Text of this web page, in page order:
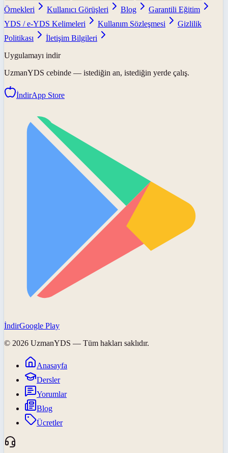
Örnekleri
Kullanıcı Görüşleri Blog
Garantili Eğitim
YDS / e-YDS Kelimeleri
Kullanım Sözleşmesi
Gizlilik
Politikası
İletişim Bilgileri
Uygulamayı indir
UzmanYDS cebinde — istediğin an, istediğin yerde çalış.
İndirApp Store
İndirGoogle Play
© 2026 UzmanYDS — Tüm hakları saklıdır.
Anasayfa
Dersler
Yorumlar
Blog
Ücretler